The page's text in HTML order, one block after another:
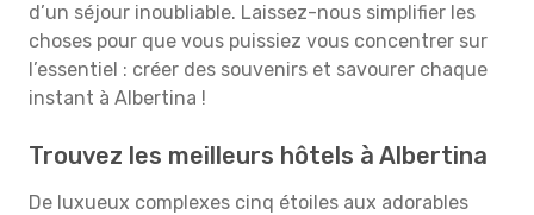
d’un séjour inoubliable. Laissez-nous simplifier les
choses pour que vous puissiez vous concentrer sur
l’essentiel : créer des souvenirs et savourer chaque
instant à Albertina !
Trouvez les meilleurs hôtels à Albertina
De luxueux complexes cinq étoiles aux adorables